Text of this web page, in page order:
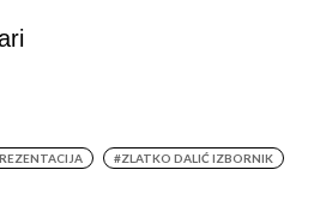
#ZLATKO DALIĆ IZBORNIK